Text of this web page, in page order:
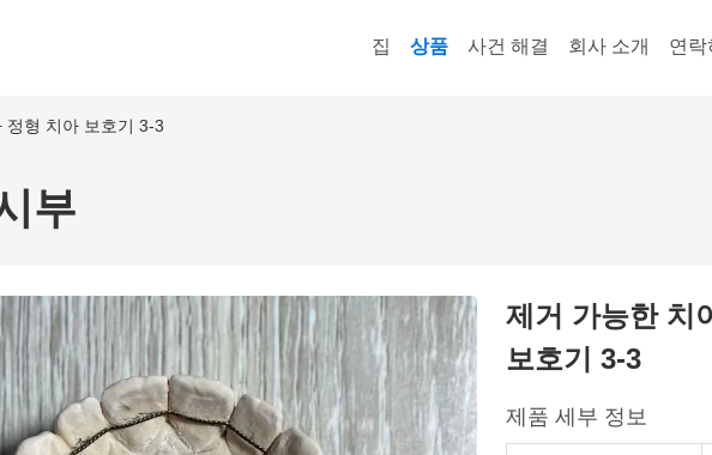
집 상품 사건 해결 회사 소개 연락
정형 치아 보호기 3-3
부
제거 가능한 치
보호기 3-3
제품 세부 정보